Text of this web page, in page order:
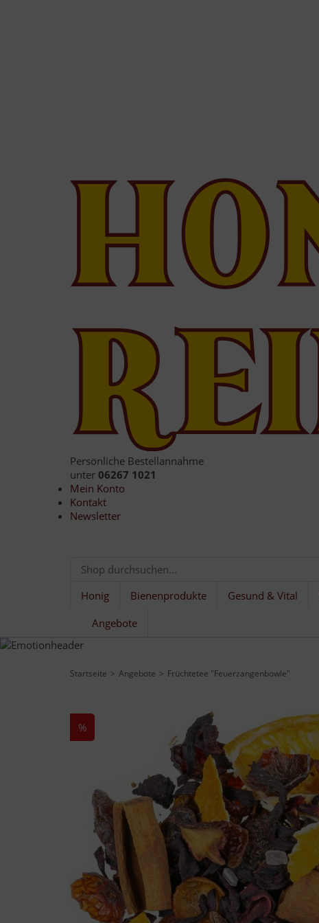
Persönliche Bestellannahme
unter 06267 1021
Mein Konto
Kontakt
Newsletter
Honig Bienenprodukte Gesund & Vital
Angebote
Startseite Angebote Früchtetee "Feuerzangenbowle"
%